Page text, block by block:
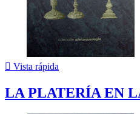
 Vista rápida
LA PLATERÍA EN